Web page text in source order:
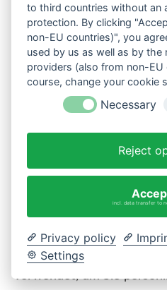
8.4
Mail
Für temporär nicht
sich für den Erhalt von E-
anmelden. Hierbei
Mail einmalig eine
Verfügbarkeit des jeweils
Artikels. Pflichtangabe für
Benachrichtigung ist
Angabe weiterer Daten
to third countries without an
protection. By clicking
non-EU countries)", you
used by us as well as by
providers (also from non-EU
course, change your cookie
Necessary
Reject
incl. data transfer to
Privacy policy
Settings